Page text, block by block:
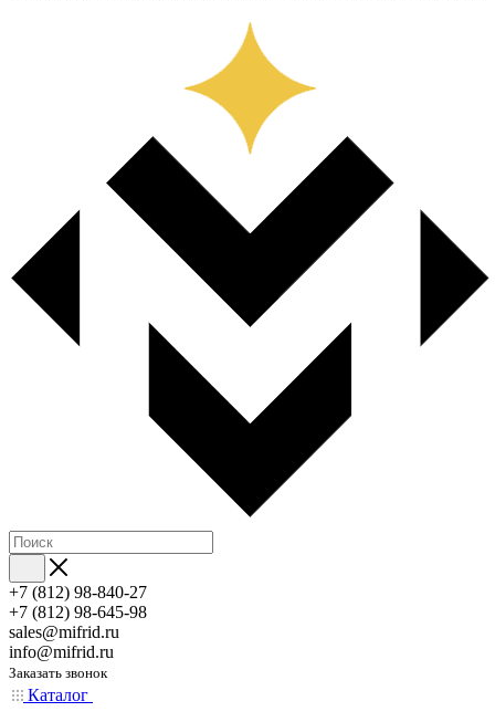
+7 (812) 98-840-27
+7 (812) 98-645-98
sales@mifrid.ru
info@mifrid.ru
Заказать звонок
Каталог